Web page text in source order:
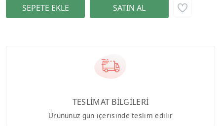
TESLİMAT BİLGİLERİ
Ürününüz gün içerisinde teslim edilir